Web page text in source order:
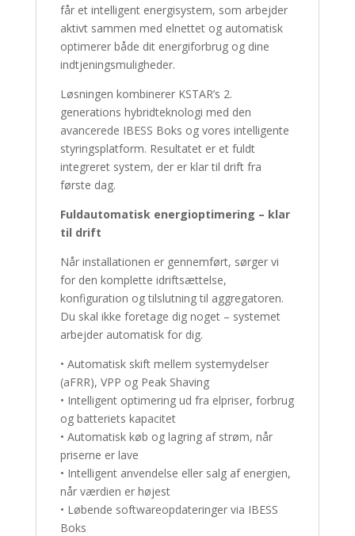
får et intelligent energisystem, som arbejder
aktivt sammen med elnettet og automatisk
optimerer både dit energiforbrug og dine
indtjeningsmuligheder.
Løsningen kombinerer KSTAR’s 2.
generations hybridteknologi med den
avancerede IBESS Boks og vores intelligente
styringsplatform. Resultatet er et fuldt
integreret system, der er klar til drift fra
første dag.
Fuldautomatisk energioptimering – klar
til drift
Når installationen er gennemført, sørger vi
for den komplette idriftsættelse,
konfiguration og tilslutning til aggregatoren.
Du skal ikke foretage dig noget – systemet
arbejder automatisk for dig.
• Automatisk skift mellem systemydelser
(aFRR), VPP og Peak Shaving
• Intelligent optimering ud fra elpriser, forbrug
og batteriets kapacitet
• Automatisk køb og lagring af strøm, når
priserne er lave
• Intelligent anvendelse eller salg af energien,
når værdien er højest
• Løbende softwareopdateringer via IBESS
Boks